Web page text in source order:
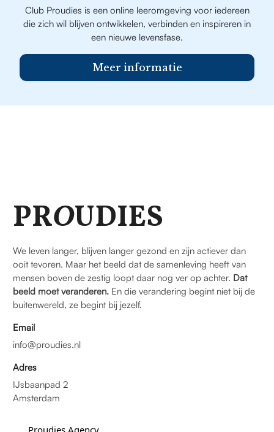
Club Proudies is een online leeromgeving voor iedereen
die zich wil blijven ontwikkelen, verbinden en inspireren in
een nieuwe levensfase.
Meer informatie
PROUDIES
We leven langer, blijven langer gezond en zijn actiever dan
ooit tevoren. Maar het beeld dat de samenleving heeft van
mensen boven de zestig loopt daar nog ver op achter. Dat
beeld moet veranderen. En die verandering begint niet bij de
buitenwereld, ze begint bij jezelf.
Email
info@proudies.nl
Adres
IJsbaanpad 2
Amsterdam